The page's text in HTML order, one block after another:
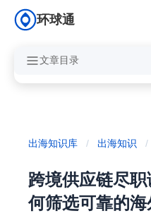
环球通
文章目录
出海知识库 / 出海知识 /
跨境供应链尽
何筛选可靠的